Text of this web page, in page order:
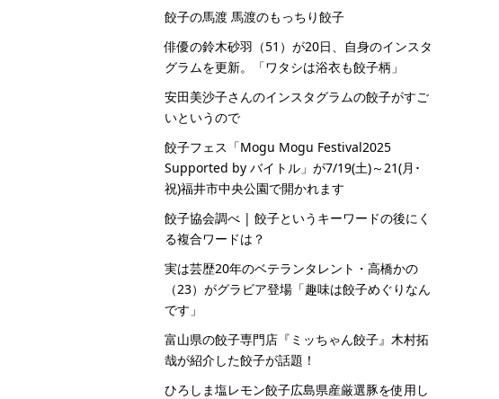
餃子の馬渡 馬渡のもっちり餃子
俳優の鈴木砂羽（51）が20日、自身のインスタ
グラムを更新。「ワタシは浴衣も餃子柄」
安田美沙子さんのインスタグラムの餃子がすご
いというので
餃子フェス「Mogu Mogu Festival2025
Supported by バイトル」が7/19(土)～21(月･
祝)福井市中央公園で開かれます
餃子協会調べ | 餃子というキーワードの後にく
る複合ワードは？
実は芸歴20年のベテランタレント・高橋かの
（23）がグラビア登場「趣味は餃子めぐりなん
です」
富山県の餃子専門店『ミッちゃん餃子』木村拓
哉が紹介した餃子が話題！
ひろしま塩レモン餃子広島県産厳選豚を使用し